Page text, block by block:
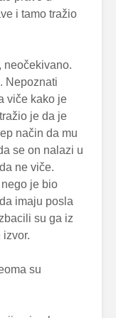
i tamo tražio
neočekivano.
Nepoznati
viče kako je
je da je
način da mu
se on nalazi u
ne viče.
je bio
imaju posla
su ga iz
izvor.
su